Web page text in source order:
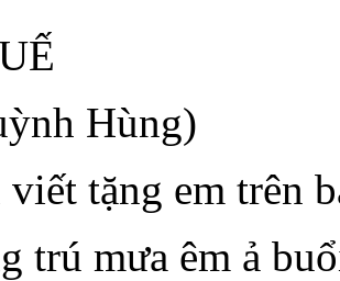
Hùng)
tặng em trên
trú mưa êm ả